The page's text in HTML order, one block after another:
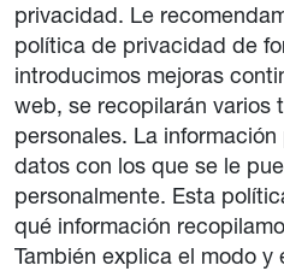
privacidad. Le
política de privacidad de
introducimos mejoras
web, se recopilarán varios
personales. La
datos con los que se le
personalmente. Esta
qué información
También explica el modo